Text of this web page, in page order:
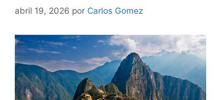
abril 19, 2026 por Carlos Gomez